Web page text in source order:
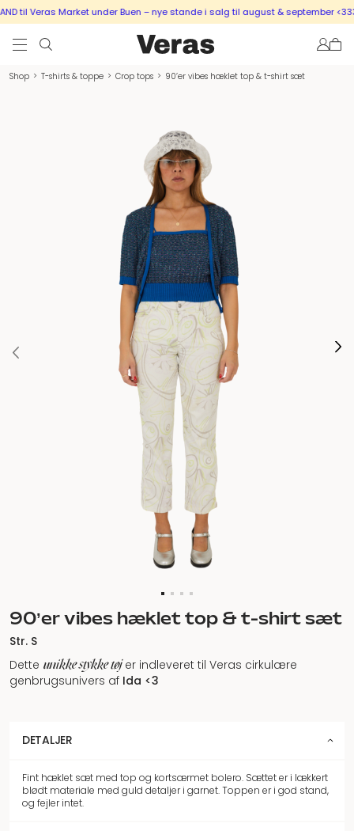
til Veras Market under Buen – nye stande i salg til august & september <333
Shop > T-shirts & toppe > Crop tops > 90’er vibes hæklet top & t-shirt sæt
90’er vibes hæklet top & t-shirt sæt
Str. S
Dette unikke stykke tøjer indleveret til Veras cirkulære
genbrugsunivers af Ida <3
DETALJER
Fint hæklet sæt med top og kortsærmet bolero. Sættet er i lækkert
blødt materiale med guld detaljer i garnet. Toppen er i god stand,
og fejler intet.